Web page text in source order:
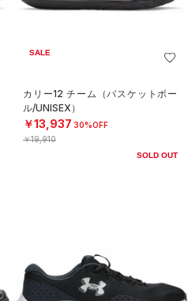
SALE
カリー12 チーム（バスケットボー
ル/UNISEX）
￥13,937 30%OFF
￥19,910
SOLD OUT